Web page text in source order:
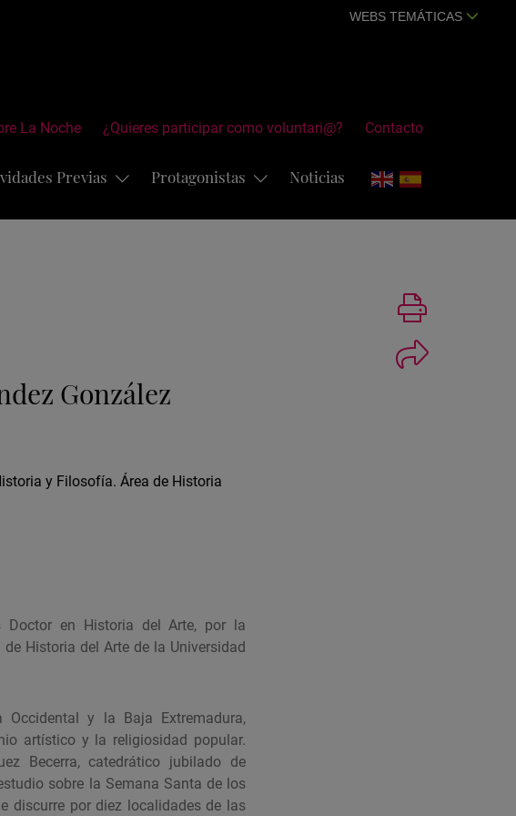
WEBS TEMÁTICAS
La Noche ¿Quieres participar como voluntari@? Contacto
Previas Protagonistas Noticias
González
y Filosofía. Área de Historia
Doctor en Historia del Arte, por la
Historia del Arte de la Universidad
Occidental y la Baja Extremadura,
artístico y la religiosidad popular.
Becerra, catedrático jubilado de
sobre la Semana Santa de los
discurre por diez localidades de las